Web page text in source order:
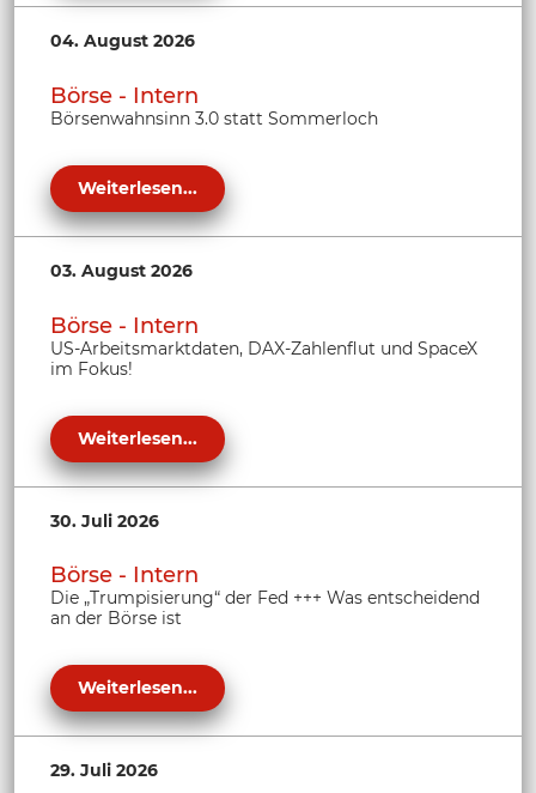
04. August 2026
Börse - Intern
Börsenwahnsinn 3.0 statt Sommerloch
Weiterlesen...
03. August 2026
Börse - Intern
US-Arbeitsmarktdaten, DAX-Zahlenflut und SpaceX
im Fokus!
Weiterlesen...
30. Juli 2026
Börse - Intern
Die „Trumpisierung“ der Fed +++ Was entscheidend
an der Börse ist
Weiterlesen...
29. Juli 2026